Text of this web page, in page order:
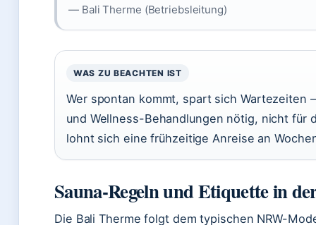
— Bali Therme (Betriebsleitung)
WAS ZU BEACHTEN IST
Wer spontan kommt, spart sich Wartezeiten
und Wellness-Behandlungen nötig, nicht für
lohnt sich eine frühzeitige Anreise an
Sauna-Regeln und Etiquette in
Die Bali Therme folgt dem typischen NRW-